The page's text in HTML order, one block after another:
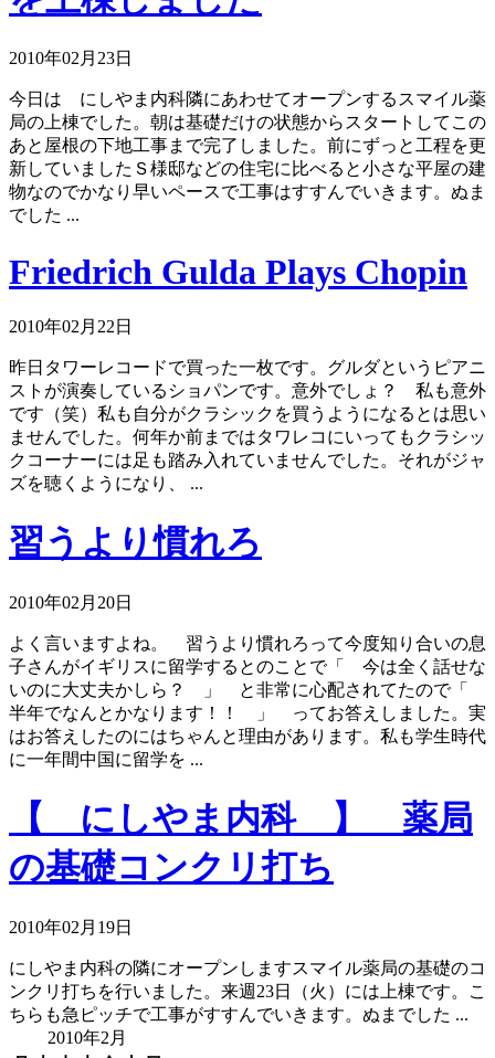
2010年02月23日
今日は にしやま内科隣にあわせてオープンするスマイル薬
局の上棟でした。朝は基礎だけの状態からスタートしてこの
あと屋根の下地工事まで完了しました。前にずっと工程を更
新していましたＳ様邸などの住宅に比べると小さな平屋の建
物なのでかなり早いペースで工事はすすんでいきます。ぬま
でした ...
Friedrich Gulda Plays Chopin
2010年02月22日
昨日タワーレコードで買った一枚です。グルダというピアニ
ストが演奏しているショパンです。意外でしょ？ 私も意外
です（笑）私も自分がクラシックを買うようになるとは思い
ませんでした。何年か前まではタワレコにいってもクラシッ
クコーナーには足も踏み入れていませんでした。それがジャ
ズを聴くようになり、 ...
習うより慣れろ
2010年02月20日
よく言いますよね。 習うより慣れろって今度知り合いの息
子さんがイギリスに留学するとのことで「 今は全く話せな
いのに大丈夫かしら？ 」 と非常に心配されてたので「
半年でなんとかなります！！ 」 ってお答えしました。実
はお答えしたのにはちゃんと理由があります。私も学生時代
に一年間中国に留学を ...
【 にしやま内科 】 薬局
の基礎コンクリ打ち
2010年02月19日
にしやま内科の隣にオープンしますスマイル薬局の基礎のコ
ンクリ打ちを行いました。来週23日（火）には上棟です。こ
ちらも急ピッチで工事がすすんでいきます。ぬまでした ...
2010年2月